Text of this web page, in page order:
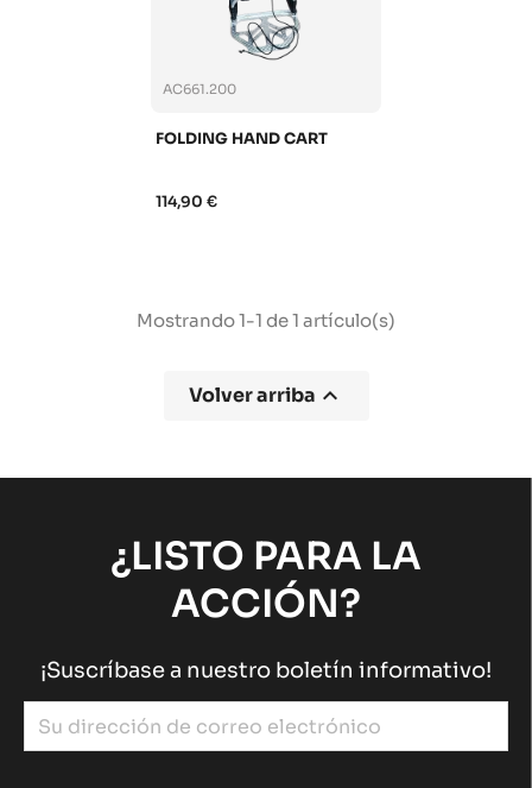
AC661.200
FOLDING HAND CART
114,90 €
Mostrando 1-1 de 1 artículo(s)
Volver arriba 
¿LISTO PARA LA
ACCIÓN?
¡Suscríbase a nuestro boletín informativo!